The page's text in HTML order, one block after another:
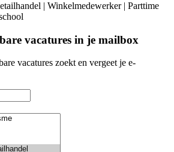
| Winkelmedewerker | Parttime
vacatures in je mailbox
vacatures zoekt en vergeet je e-